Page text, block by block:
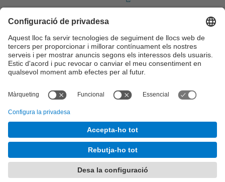
Actualitat R+D+I
La recerca a la UPC
La transferència, l'emprenedoria i
la innovació a la UPC
Foment i suport a la recerca
transferència, l'emprenedoria i la
Serveis per a empreses
UPCshop, marxandatge
Sala de premsa
Seguretat i salut
Autoprotecció i emergències
© UPC Universitat Politècnica de Catalunya - BarcelonaTech
Accessibilitat